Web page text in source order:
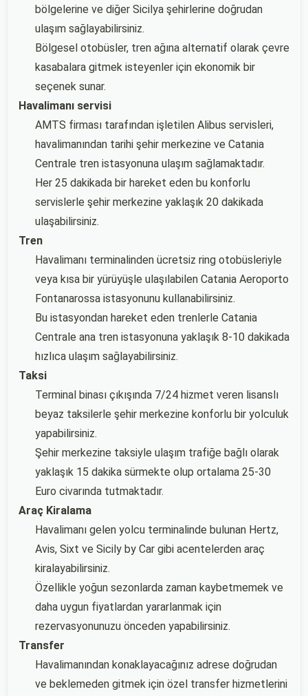
bölgelerine ve diğer Sicilya şehirlerine doğrudan
ulaşım sağlayabilirsiniz.
Bölgesel otobüsler, tren ağına alternatif olarak çevre
kasabalara gitmek isteyenler için ekonomik bir
seçenek sunar.
Havalimanı servisi
AMTS firması tarafından işletilen Alibus servisleri,
havalimanından tarihi şehir merkezine ve Catania
Centrale tren istasyonuna ulaşım sağlamaktadır.
Her 25 dakikada bir hareket eden bu konforlu
servislerle şehir merkezine yaklaşık 20 dakikada
ulaşabilirsiniz.
Tren
Havalimanı terminalinden ücretsiz ring otobüsleriyle
veya kısa bir yürüyüşle ulaşılabilen Catania Aeroporto
Fontanarossa istasyonunu kullanabilirsiniz.
Bu istasyondan hareket eden trenlerle Catania
Centrale ana tren istasyonuna yaklaşık 8-10 dakikada
hızlıca ulaşım sağlayabilirsiniz.
Taksi
Terminal binası çıkışında 7/24 hizmet veren lisanslı
beyaz taksilerle şehir merkezine konforlu bir yolculuk
yapabilirsiniz.
Şehir merkezine taksiyle ulaşım trafiğe bağlı olarak
yaklaşık 15 dakika sürmekte olup ortalama 25-30
Euro civarında tutmaktadır.
Araç Kiralama
Havalimanı gelen yolcu terminalinde bulunan Hertz,
Avis, Sixt ve Sicily by Car gibi acentelerden araç
kiralayabilirsiniz.
Özellikle yoğun sezonlarda zaman kaybetmemek ve
daha uygun fiyatlardan yararlanmak için
rezervasyonunuzu önceden yapabilirsiniz.
Transfer
Havalimanından konaklayacağınız adrese doğrudan
ve beklemeden gitmek için özel transfer hizmetlerini